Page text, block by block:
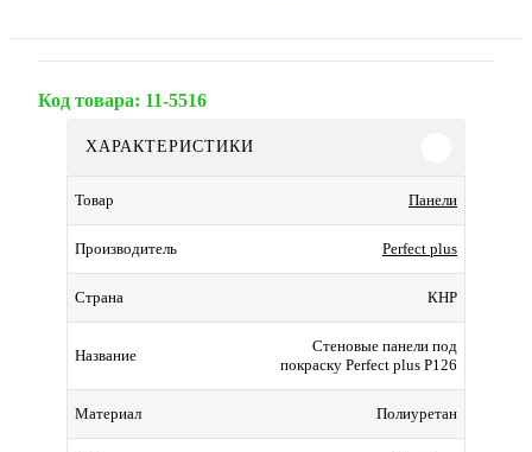
Код товара: 11-5516
ХАРАКТЕРИСТИКИ
Товар Панели
Производитель Perfect plus
Страна КНР
Название
Стеновые панели под
покраску Perfect plus P126
Материал Полиуретан